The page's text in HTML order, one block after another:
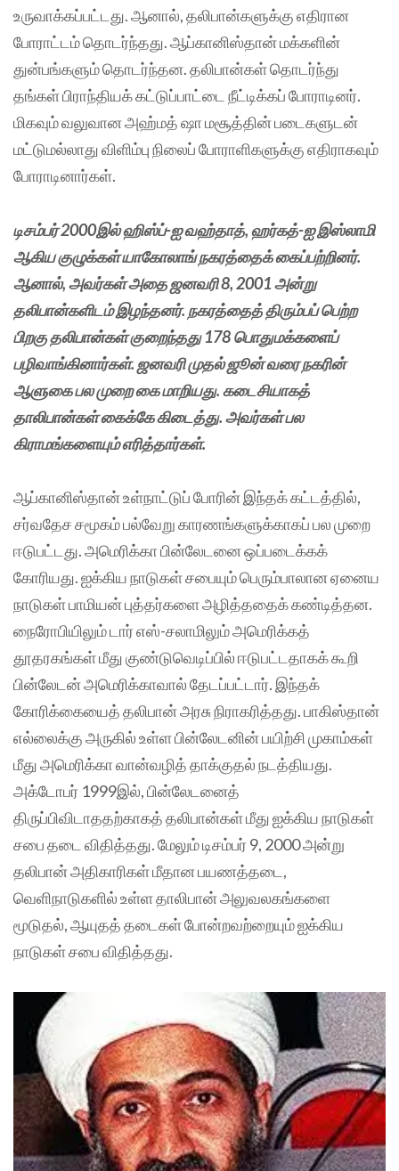
உருவாக்கப்பட்டது. ஆனால், தலிபான்களுக்கு எதிரான
போராட்டம் தொடர்ந்தது. ஆப்கானிஸ்தான் மக்களின்
துன்பங்களும் தொடர்ந்தன. தலிபான்கள் தொடர்ந்து
தங்கள் பிராந்தியக் கட்டுப்பாட்டை நீட்டிக்கப் போராடினர்.
மிகவும் வலுவான அஹ்மத் ஷா மசூத்தின் படைகளுடன்
மட்டுமல்லாது விளிம்பு நிலைப் போராளிகளுக்கு எதிராகவும்
போராடினார்கள்.
டிசம்பர் 2000இல் ஹிஸ்ப்-ஐ வஹ்தாத், ஹர்கத்-ஐ இஸ்லாமி
ஆகிய குழுக்கள் யாகோலாங் நகரத்தைக் கைப்பற்றினர்.
ஆனால், அவர்கள் அதை ஜனவரி 8, 2001 அன்று
தலிபான்களிடம் இழந்தனர். நகரத்தைத் திரும்பப் பெற்ற
பிறகு தலிபான்கள் குறைந்தது 178 பொதுமக்களைப்
பழிவாங்கினார்கள். ஜனவரி முதல் ஜூன் வரை நகரின்
ஆளுகை பல முறை கை மாறியது. கடைசியாகத்
தாலிபான்கள் கைக்கே கிடைத்து. அவர்கள் பல
கிராமங்களையும் எரித்தார்கள்.
ஆப்கானிஸ்தான் உள்நாட்டுப் போரின் இந்தக் கட்டத்தில்,
சர்வதேச சமூகம் பல்வேறு காரணங்களுக்காகப் பல முறை
ஈடுபட்டது. அமெரிக்கா பின்லேடனை ஒப்படைக்கக்
கோரியது. ஐக்கிய நாடுகள் சபையும் பெரும்பாலான ஏனைய
நாடுகள் பாமியன் புத்தர்களை அழித்ததைக் கண்டித்தன.
நைரோபியிலும் டார் எஸ்-சலாமிலும் அமெரிக்கத்
தூதரகங்கள் மீது குண்டுவெடிப்பில் ஈடுபட்டதாகக் கூறி
பின்லேடன் அமெரிக்காவால் தேடப்பட்டார். இந்தக்
கோரிக்கையைத் தலிபான் அரசு நிராகரித்தது. பாகிஸ்தான்
எல்லைக்கு அருகில் உள்ள பின்லேடனின் பயிற்சி முகாம்கள்
மீது அமெரிக்கா வான்வழித் தாக்குதல் நடத்தியது.
அக்டோபர் 1999இல், பின்லேடனைத்
திருப்பிவிடாததற்காகத் தலிபான்கள் மீது ஐக்கிய நாடுகள்
சபை தடை விதித்தது. மேலும் டிசம்பர் 9, 2000 அன்று
தலிபான் அதிகாரிகள் மீதான பயணத்தடை,
வெளிநாடுகளில் உள்ள தாலிபான் அலுவலகங்களை
மூடுதல், ஆயுதத் தடைகள் போன்றவற்றையும் ஐக்கிய
நாடுகள் சபை விதித்தது.